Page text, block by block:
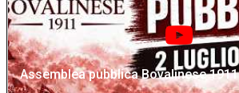
Assemblea pubblica Bovalinese 1911